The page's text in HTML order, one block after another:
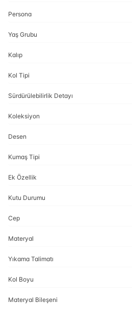
Persona
Yaş Grubu
Kalıp
Kol Tipi
Sürdürülebilirlik Detayı
Koleksiyon
Desen
Kumaş Tipi
Ek Özellik
Kutu Durumu
Cep
Materyal
Yıkama Talimatı
Kol Boyu
Materyal Bileşeni